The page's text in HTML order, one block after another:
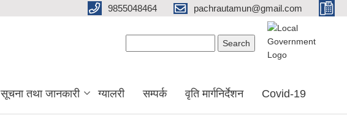
9855048464 pachrautamun@gmail.com
सूचना तथा जानकारी ग्यालरी सम्पर्क वृति मार्गनिर्देशन Covid-19